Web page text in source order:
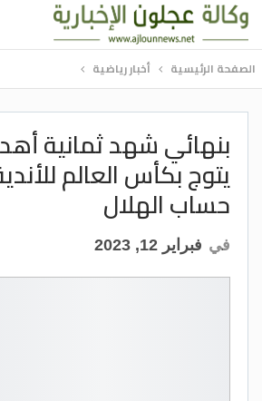
الصفحة الرئيسية أخبار رياضية
بنهائي شهد ثمانية
يتوج بكأس العالم
حساب الهلال
في فبراير 12, 2023